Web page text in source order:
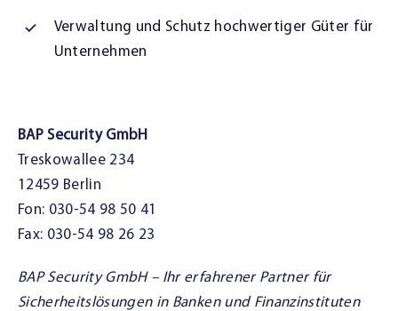
Verwaltung und Schutz hochwertiger Güter für
Unternehmen
BAP Security GmbH
Treskowallee 234
12459 Berlin
Fon: 030-54 98 50 41
Fax: 030-54 98 26 23
BAP Security GmbH – Ihr erfahrener Partner für
Sicherheitslösungen in Banken und Finanzinstituten